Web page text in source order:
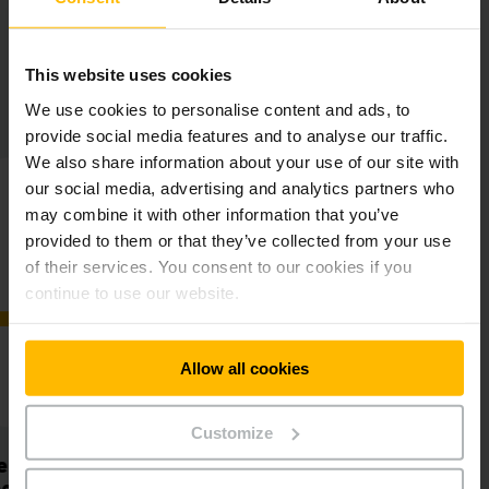
This website uses cookies
We use cookies to personalise content and ads, to
provide social media features and to analyse our traffic.
We also share information about your use of our site with
our social media, advertising and analytics partners who
may combine it with other information that you’ve
provided to them or that they’ve collected from your use
of their services. You consent to our cookies if you
continue to use our website.
Allow all cookies
Customize
Overzicht project
Verbeterde